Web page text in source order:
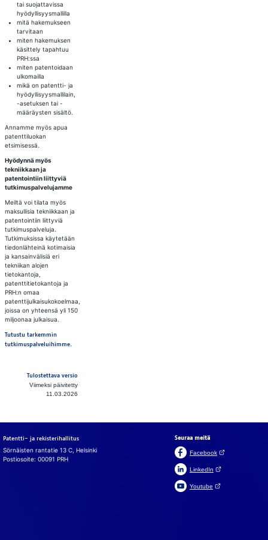
tai suojattavissa
hyödyllisyysmallilla
mitä hakemukseen
tarvitaan
miten hakemuksen
käsittely tapahtuu
PRH:ssa
miten patentoidaan
ulkomailla
mikä on patentti- ja
hyödyllisyysmallilain,
-asetuksen tai -
määräysten sisältö.
Annamme myös apua
patenttiluokan
etsimisessä.
Hyödynnä myös
tekniikkaan ja
patentointiin liittyviä
tutkimuspalvelujamme
Meiltä voi tilata myös
maksullisia tekniikkaan ja
patentointiin liittyviä
tutkimuspalveluja.
Tutkimuksissa käytetään
tiedonlähteinä kotimaisia
ja kansainvälisiä eri
tekniikan alojen
tietokantoja,
patenttitietokantoja ja
PRH:n omaa
patenttijulkaisukokoelmaa,
joissa on yhteensä yli 150
miljoonaa julkaisua.
Tutustu tarkemmin
tutkimuspalveluihimme.
Tulostettava versio
Viimeksi päivitetty
11.03.2026
Patentti- ja rekisterihallitus
Sörnäisten rantatie 13 C, Helsinki
Postiosoite: 00091 PRH
Seuraa meitä
Facebook(Avautuu uuteen
LinkedIn (Avautuu uuteen
Youtube (Avautuu uuteen